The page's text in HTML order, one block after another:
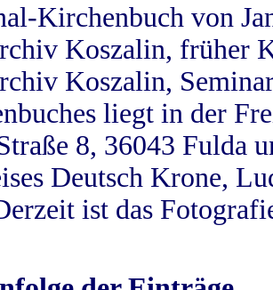
Kirchenbuch von
Koszalin, früher
Koszalin,
liegt in der
8, 36043 Fulda
Deutsch Krone,
ist das